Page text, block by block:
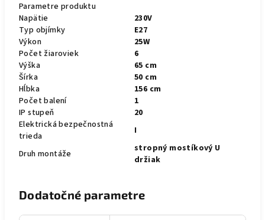
Parametre produktu
Napätie
230V
Typ objímky
E27
Výkon
25W
Počet žiaroviek
6
Výška
65 cm
Šírka
50 cm
Hĺbka
156 cm
Počet balení
1
IP stupeň
20
Elektrická bezpečnostná
trieda
I
Druh montáže
stropný mostíkový U
držiak
Dodatočné parametre